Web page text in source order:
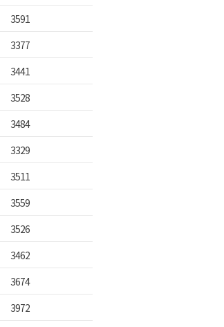
3591
3377
3441
3528
3484
3329
3511
3559
3526
3462
3674
3972